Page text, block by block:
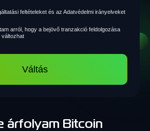
feltételeket és az Adatvédelmi irányelveket
arról, hogy a bejövő tranzakció feldolgozása
változhat
Váltás
árfolyam Bitcoin